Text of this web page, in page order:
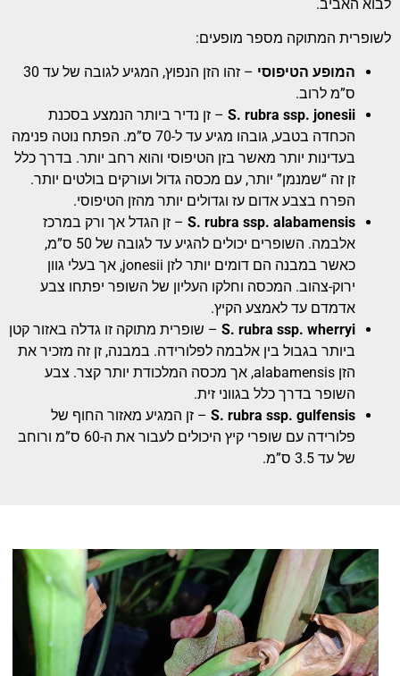
לבוא האביב.
לשופרית המתוקה מספר מופעים:
המופע הטיפוסי
– זהו הזן הנפוץ, המגיע לגובה של עד 30
ס”מ לרוב.
S. rubra ssp. jonesii – זן נדיר ביותר הנמצע בסכנת
הכחדה בטבע, גובהו מגיע עד ל-70 ס”מ. הפתח נוטה פנימה
בעדינות יותר מאשר בזן הטיפוסי והוא רחב יותר. בדרך כלל
זן זה “שמנמן” יותר, עם מכסה גדול ועורקים בולטים יותר.
הפרח בצבע אדום עז וגדולים יותר מהזן הטיפוסי.
S. rubra ssp. alabamensis – זן הגדל אך ורק במרכז
אלבמה. השופרים יכולים להגיע עד לגובה של 50 ס”מ,
כאשר במבנה הם דומים יותר לזן jonesii, אך בעלי גוון
ירוק-צהוב. המכסה וחלקו העליון של השופר יפתחו צבע
אדמדם עד לאמצע הקיץ.
S. rubra ssp. wherryi – שופרית מתוקה זו גדלה באזור קטן
ביותר בגבול בין אלבמה לפלורידה. במבנה, זן זה מזכיר את
הזן alabamensis, אך מכסה המלכודת יותר קצר. צבע
השופר בדרך כלל בגווני זית.
S. rubra ssp. gulfensis – זן המגיע מאזור החוף של
פלורידה עם שופרי קיץ היכולים לעבור את ה-60 ס”מ ורוחב
של עד 3.5 ס”מ.